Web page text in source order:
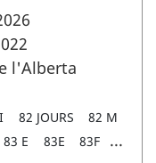
l'Alberta
82 JOURS
82 M
83 E 83E 83F ...